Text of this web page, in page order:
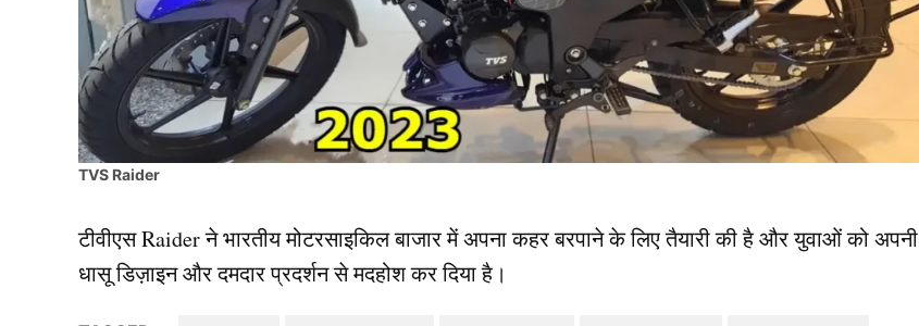
TVS Raider
टीवीएस Raider ने भारतीय मोटरसाइकिल बाजार में अपना कहर बरपाने के लिए तैयारी की है और युवाओं को अपनी
धासू डिज़ाइन और दमदार प्रदर्शन से मदहोश कर दिया है।